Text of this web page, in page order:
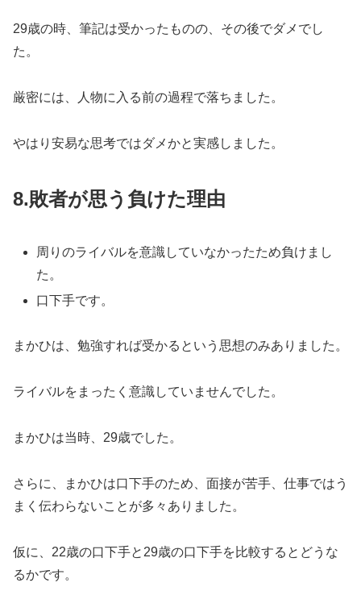
29歳の時、筆記は受かったものの、その後でダメでし
た。
厳密には、人物に入る前の過程で落ちました。
やはり安易な思考ではダメかと実感しました。
8.敗者が思う負けた理由
周りのライバルを意識していなかったため負けまし
た。
口下手です。
まかひは、勉強すれば受かるという思想のみありました。
ライバルをまったく意識していませんでした。
まかひは当時、29歳でした。
さらに、まかひは口下手のため、面接が苦手、仕事ではう
まく伝わらないことが多々ありました。
仮に、22歳の口下手と29歳の口下手を比較するとどうな
るかです。